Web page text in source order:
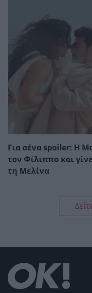
Για σένα spoiler: Η
τον Φίλιππο και
τη Μελίνα